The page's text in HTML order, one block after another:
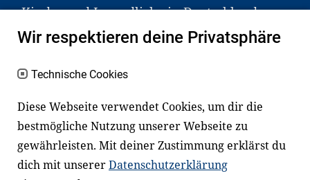
Kinder und Jugendliche in Deutschland
haben aber große Schwierigkeiten dabei.
an Familien sowie an Erzieher*innen,
Lehrer*innen und andere
Fachexpert*innen. Dafür arbeiten wir eng
mit Ministerien, wissenschaftlichen
Einrichtungen, Verbänden, Unternehmen
Wir respektieren deine Privatsphäre
Technische Cookies
Diese Webseite verwendet Cookies, um dir die
bestmögliche Nutzung unserer Webseite zu
gewährleisten. Mit deiner Zustimmung erklärst du
dich mit unsererDatenschutzerklärung